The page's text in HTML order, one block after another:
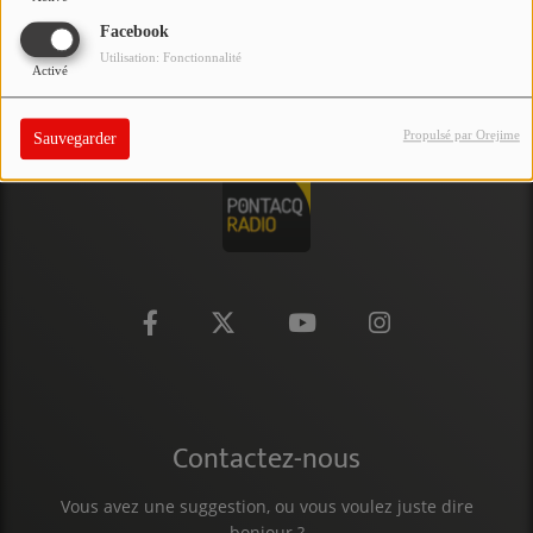
Facebook
Activé
Utilisation: Fonctionnalité
Sauvegarder Propulsé par Orejime
PARTICIPEZ
JEUX CONCOURS
RECRUTEMENT
VENEZ DANS LE PUBLIC !
Contactez-nous
Vous avez une suggestion, ou vous voulez juste dire